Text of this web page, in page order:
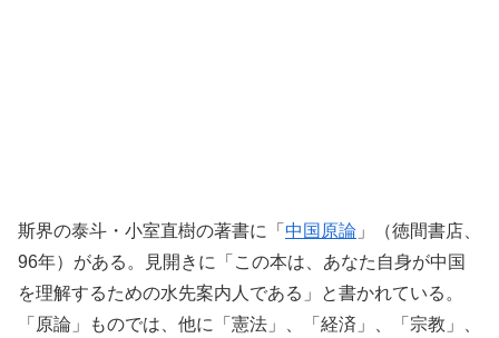
斯界の泰斗・小室直樹の著書に「 中国原論 」（徳間書店、
96年）がある。見開きに「この本は、あなた自身が中国
を理解するための水先案内人である」と書かれている。
「原論」ものでは
他に「憲法」、「経済」、「宗教」、